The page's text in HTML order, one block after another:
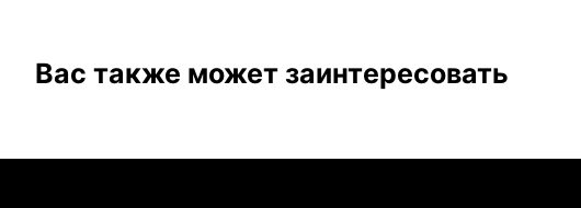
Вас также может заинтересовать